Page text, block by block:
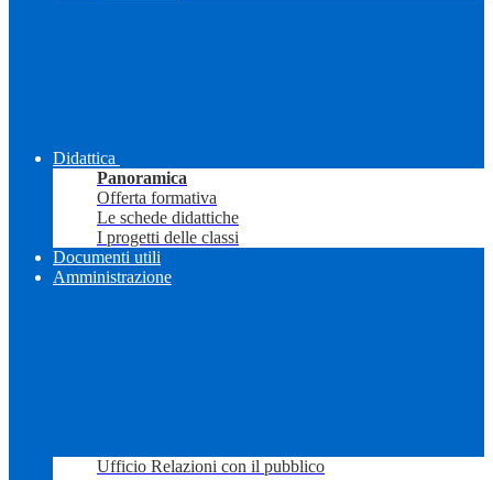
Didattica
Panoramica
Offerta formativa
Le schede didattiche
I progetti delle classi
Documenti utili
Amministrazione
Ufficio Relazioni con il pubblico